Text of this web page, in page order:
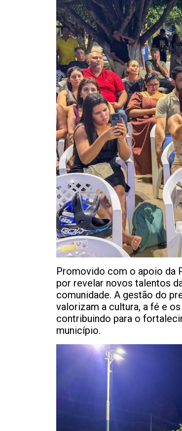
Promovido com o apoio da
por revelar novos talentos
comunidade. A gestão do
valorizam a cultura, a fé e
contribuindo para o
município.